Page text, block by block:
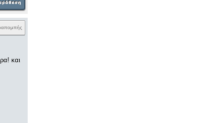
και